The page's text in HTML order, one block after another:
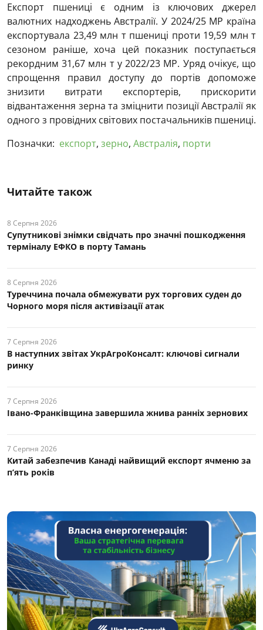
Експорт пшениці є одним із ключових джерел
валютних надходжень Австралії. У 2024/25 МР країна
експортувала 23,49 млн т пшениці проти 19,59 млн т
сезоном раніше, хоча цей показник поступається
рекордним 31,67 млн т у 2022/23 МР. Уряд очікує, що
спрощення правил доступу до портів допоможе
знизити витрати експортерів, прискорити
відвантаження зерна та зміцнити позиції Австралії як
одного з провідних світових постачальників пшениці.
Позначки: експорт, зерно, Австралія, порти
Читайте також
8 Серпня 2026
Супутникові знімки свідчать про значні пошкодження
терміналу ЕФКО в порту Тамань
8 Серпня 2026
Туреччина почала обмежувати рух торгових суден до
Чорного моря після активізації атак
7 Серпня 2026
В наступних звітах УкрАгроКонсалт: ключові cигнали
ринку
7 Серпня 2026
Івано-Франківщина завершила жнива ранніх зернових
7 Серпня 2026
Китай забезпечив Канаді найвищий експорт ячменю за
п’ять років